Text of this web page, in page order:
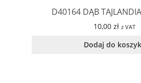
D40164 DĄB
10,00 zł z VAT
Dodaj do